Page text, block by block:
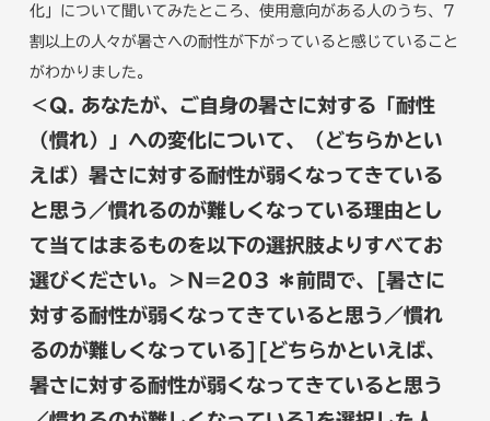
化」について聞いてみたところ、使用意向がある人のうち、7
割以上の人々が暑さへの耐性が下がっていると感じていること
がわかりました。
＜Q. あなたが、ご自身の暑さに対する「耐性
（慣れ）」への変化について、（どちらかとい
えば）暑さに対する耐性が弱くなってきている
と思う／慣れるのが難しくなっている理由とし
て当てはまるものを以下の選択肢よりすべてお
選びください。＞N=203 ＊前問で、[暑さに
対する耐性が弱くなってきていると思う／慣れ
るのが難しくなっている][どちらかといえば、
暑さに対する耐性が弱くなってきていると思う